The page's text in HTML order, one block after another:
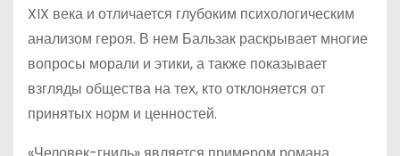
XIX века и отличается глубоким психологическим
анализом героя. В нем Бальзак раскрывает многие
вопросы морали и этики, а также показывает
взгляды общества на тех, кто отклоняется от
принятых норм и ценностей.